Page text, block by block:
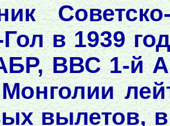
в 1939
ВВС 1-й
вылетов,